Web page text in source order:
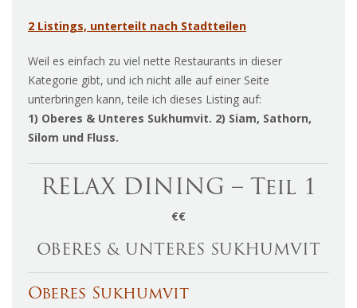
2 Listings, unterteilt nach Stadtteilen
Weil es einfach zu viel nette Restaurants in dieser
Kategorie gibt, und ich nicht alle auf einer Seite
unterbringen kann, teile ich dieses Listing auf:
1) Oberes & Unteres Sukhumvit. 2) Siam, Sathorn,
Silom und Fluss.
RELAX DINING – Teil 1
€€
OBERES & UNTERES SUKHUMVIT
Oberes Sukhumvit